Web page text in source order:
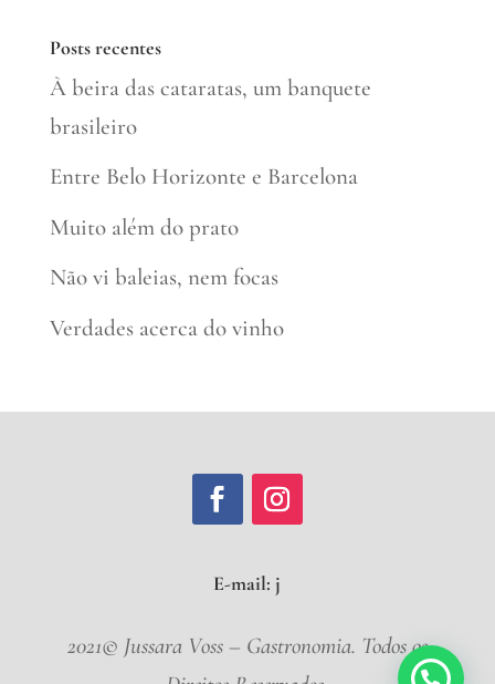
Posts recentes
À beira das cataratas, um banquete
brasileiro
Entre Belo Horizonte e Barcelona
Muito além do prato
Não vi baleias, nem focas
Verdades acerca do vinho
E-mail:jussarav
2021© Jussara Voss – Gastronomia. Todos os